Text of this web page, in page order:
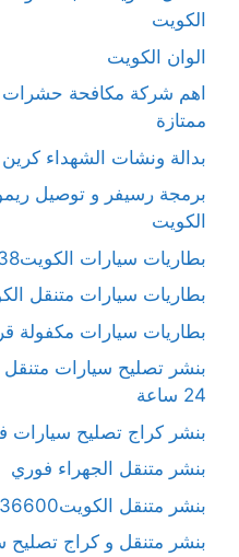
الكويت
الوان الكويت
اهم شركة مكافحة حشرات
ممتازة
بدالة ونشات الشهداء
الكويت
بطاريات سيارات الكويت52227338
بطاريات سيارات متنقل
بطاريات سيارات مكفولة
بنشر تصليح سيارات
24 ساعة
بنشر كراج تصليح سيارات
بنشر متنقل الجهراء فوري
بنشر متنقل الكويت55336600
بنشر متنقل و كراج تصليح